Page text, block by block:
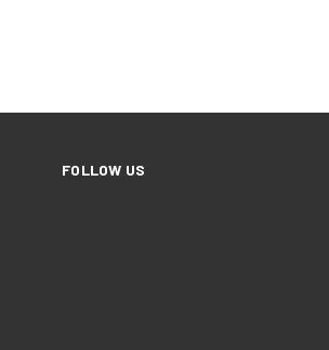
FOLLOW US